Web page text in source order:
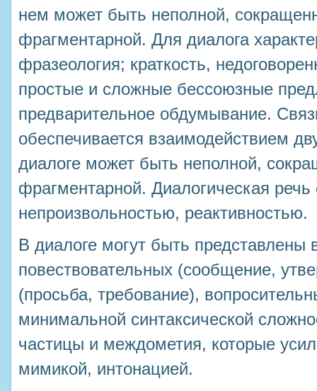
нем может быть неполной,
фрагментарной. Для диалога
фразеология; краткость,
простые и сложные бессоюзные
предварительное обдумывание.
обеспечивается взаимодействием
диалоге может быть неполной,
фрагментарной. Диалогическая речь
непроизвольностью, реактивностью.
В диалоге могут быть представлены
повествовательных (сообщение,
(просьба, требование),
минимальной синтаксической
частицы и междометия, которые
мимикой, интонацией.